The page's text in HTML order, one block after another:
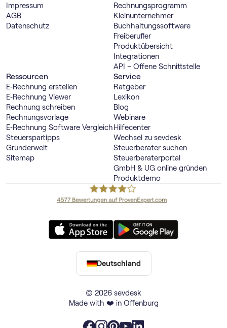
Impressum
AGB
Datenschutz
Rechnungs­programm
Kleinunternehmer
Buch­haltungs­software
Freiberufler
Produktübersicht
Integrationen
API – Offene Schnittstelle
Ressourcen
E‑Rechnung erstellen
E‑Rechnung Viewer
Rechnung schreiben
Rechnungsvorlage
E‑Rechnung Software Vergleich
Steuerspartipps
Gründerwelt
Sitemap
Service
Ratgeber
Lexikon
Blog
Webinare
Hilfecenter
Wechsel zu sevdesk
Steuerberater suchen
Steuerberaterportal
GmbH & UG online gründen
Produktdemo
© 2026 sevdesk
Made with ❤️ in Offenburg
Deutschland